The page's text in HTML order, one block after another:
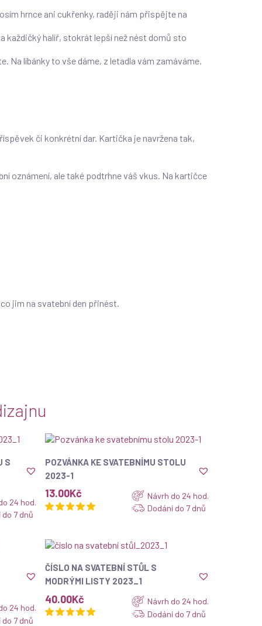
hrnce ani cukřenky, raději nám přispějte na
každičký halíř, stokrát lepší než nést domů sto
Na líbánky to vše dáme, z letadla vám zamáváme.
či konkrétní dar. Kartička je navržena tak,
oznámení, ale také podtrhne váš vkus. Na kartičce
jim na svatební den přinést.
S
24 hod.
do 7 dnů
ZOBRAZIT
POZVÁNKA KE SVATEBNÍMU STOLU
2023-1
13.00Kč
Návrh do 24 hod.
Dodání do 7 dnů
24 hod.
do 7 dnů
ZOBRAZIT
ČÍSLO NA SVATEBNÍ STŮL S
MODRÝMI LISTY 2023_1
40.00Kč
Návrh do 24 hod.
Dodání do 7 dnů